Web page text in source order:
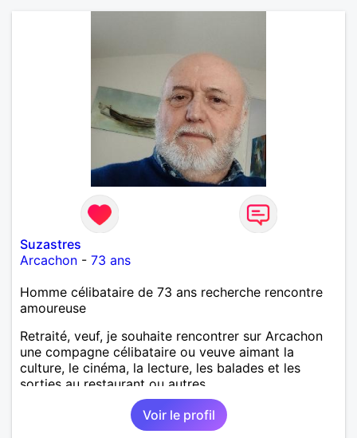
Suzastres
Arcachon - 73 ans
Homme célibataire de 73 ans recherche rencontre
amoureuse
Retraité, veuf, je souhaite rencontrer sur Arcachon
une compagne célibataire ou veuve aimant la
culture, le cinéma, la lecture, les balades et les
sorties au restaurant ou autres.
Voir le profil